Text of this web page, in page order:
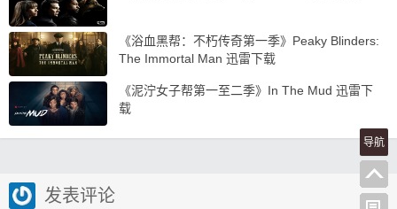
《浴血黑帮：不朽传奇第一季》Peaky Blinders:
The Immortal Man 迅雷下载
《泥泞女子帮第一至二季》In The Mud 迅雷下
载
发表评论
导航